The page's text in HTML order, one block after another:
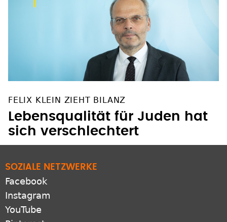
Lebensqualität für Juden hat
sich verschlechtert
Facebook
Instagram
YouTube
Pinterest